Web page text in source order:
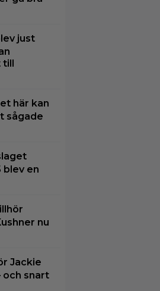
just
till
här kan
sågade
blev en
nu
Jackie
och snart